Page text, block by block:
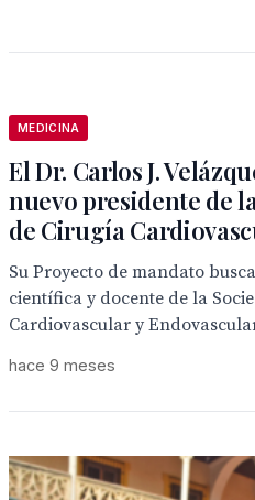
MEDICINA
El Dr. Carlos J.
nuevo presidente de
de Cirugía
Su Proyecto de mandato
científica y docente de la
Cardiovascular y
hace 9 meses